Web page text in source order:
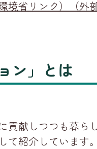
境省リンク）（外
ン」とは
貢献しつつも暮ら
紹介しています。